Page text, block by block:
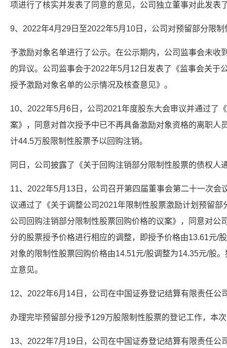
项进行了核实并发表了同意的意见，公司独立董事对此发表
9、2022年4月29日至2022年5月10日，公司对预留部分限制
予激励对象名单进行了公示。在公示期内，公司监事会未收
的异议。公司监事会于2022年5月12日发表了《监事会关于
授予激励对象名单的公示情况及核查意见》。
10、2022年5月6日，公司2021年度股东大会审议并通过了
案》，同意对首次授予中已不再具备激励对象资格的离职人
计44.5万股限制性股票予以回购注销。
同日，公司披露了《关于回购注销部分限制性股票的债权人
11、2022年5月13日，公司召开第四届董事会第二十一次会
议通过了《关于调整公司2021年限制性股票激励计划预留
公司回购注销部分限制性股票回购价格的议案》，同意对公
分的股票授予价格进行相应的调整，即授予价格由13.61元/
对象的限制性股票回购价格由14.51元/股调整为14.35元/股
立意见。
12、2022年6月14日，公司在中国证券登记结算有限责任公
办理完毕预留部分授予129万股限制性股票的登记工作，本
13、2022年7月19日，公司在中国证券登记结算有限责任公